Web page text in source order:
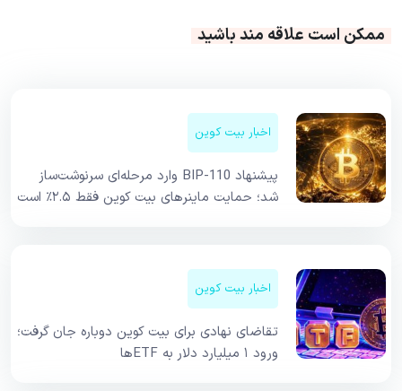
ممکن است علاقه مند باشید
اخبار بیت کوین
پیشنهاد BIP-110 وارد مرحله‌ای سرنوشت‌ساز
شد؛ حمایت ماینرهای بیت کوین فقط ۲.۵٪ است
اخبار بیت کوین
تقاضای نهادی برای بیت کوین دوباره جان گرفت؛
ورود ۱ میلیارد دلار به ETFها